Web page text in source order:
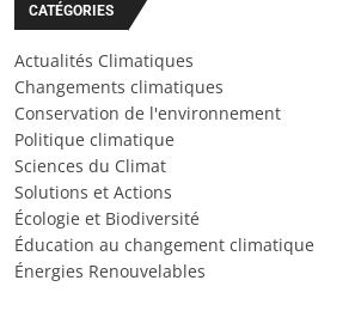
CATÉGORIES
Actualités Climatiques
Changements climatiques
Conservation de l'environnement
Politique climatique
Sciences du Climat
Solutions et Actions
Écologie et Biodiversité
Éducation au changement climatique
Énergies Renouvelables